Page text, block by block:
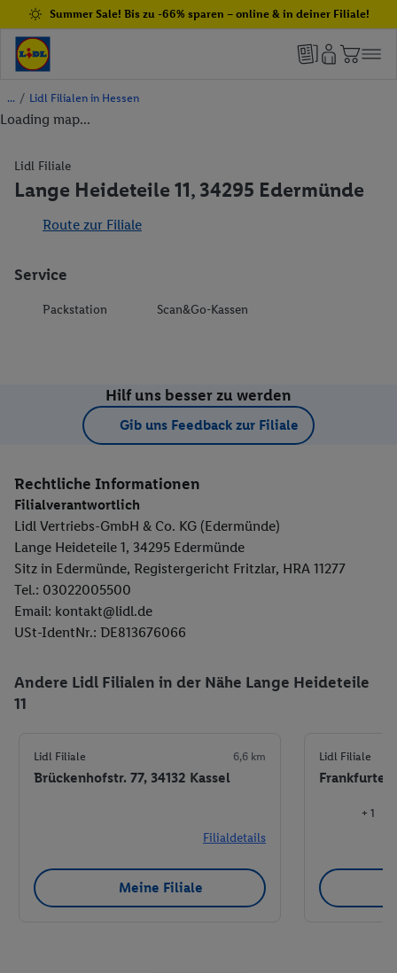
Summer Sale! Bis zu -66% sparen – online & in deiner Filiale!
/ Lidl Filialen in Hessen
Loading map...
Lidl Filiale
Lange Heideteile 11, 34295 Edermünde
Route zur Filiale
Service
Packstation Scan&Go-Kassen
Hilf uns besser zu werden
Gib uns Feedback zur Filiale
Rechtliche Informationen
Filialverantwortlich
Lidl Vertriebs-GmbH & Co. KG (Edermünde)
Lange Heideteile 1, 34295 Edermünde
Sitz in Edermünde, Registergericht Fritzlar, HRA 11277
Tel.: 03022005500
Email: kontakt@lidl.de
USt-IdentNr.: DE813676066
Andere Lidl Filialen in der Nähe Lange Heideteile
11
Lidl Filiale 6,6 km
Brückenhofstr. 77, 34132 Kassel
Filialdetails
Meine Filiale
Lidl Filiale
Frankfurter
+ 1